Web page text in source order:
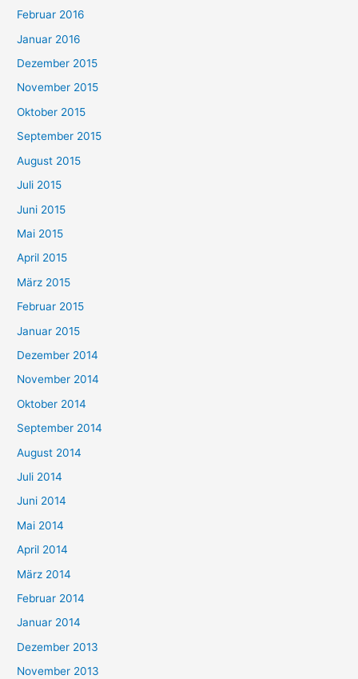
Februar 2016
Januar 2016
Dezember 2015
November 2015
Oktober 2015
September 2015
August 2015
Juli 2015
Juni 2015
Mai 2015
April 2015
März 2015
Februar 2015
Januar 2015
Dezember 2014
November 2014
Oktober 2014
September 2014
August 2014
Juli 2014
Juni 2014
Mai 2014
April 2014
März 2014
Februar 2014
Januar 2014
Dezember 2013
November 2013